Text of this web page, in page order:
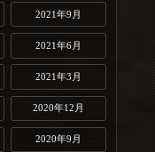
2021年9月
2021年6月
2021年3月
2020年12月
2020年9月